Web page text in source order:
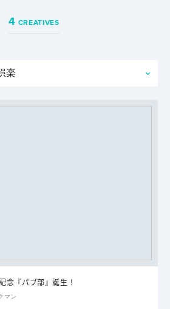
4 CREATIVES
念『パブ部』誕生！
マン